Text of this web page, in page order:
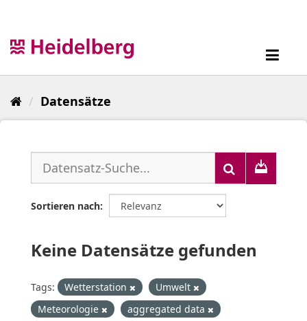
Datensätze
Sortieren nach
Keine Datensätze gefunden
Tags: Wetterstation
Umwelt
Meteorologie
aggregated data